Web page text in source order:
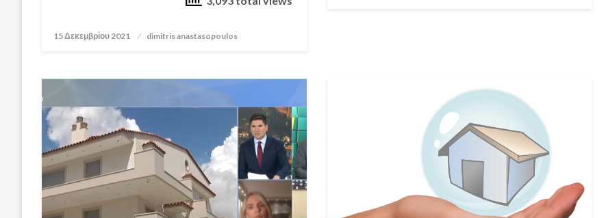
Posted
15 Δεκεμβρίου 2021 dimitris anastasopoulos